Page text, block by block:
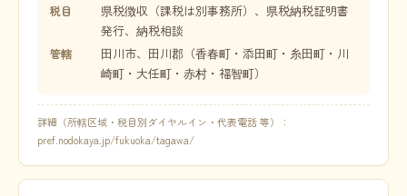
税目
県税徴収（課税は別事務所）、県税納税証明書
発行、納税相談
管轄
田川市、田川郡（香春町・添田町・糸田町・川
崎町・大任町・赤村・福智町）
詳細（所轄区域・税目別ダイヤルイン・代表電話 等）：
pref.nodokaya.jp/fukuoka/tagawa/